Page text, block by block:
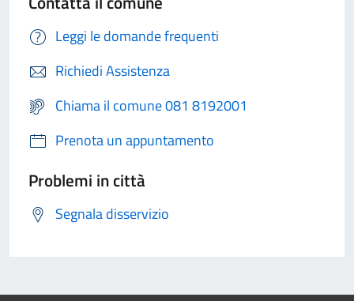
Leggi le domande frequenti
Richiedi Assistenza
Chiama il comune 081 8192001
Prenota un appuntamento
Problemi in città
Segnala disservizio